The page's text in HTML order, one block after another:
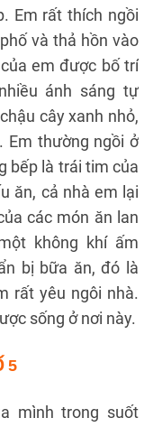
Em rất thích ngồi
và thả hồn vào
em được bố trí
ánh sáng tự
cây xanh nhỏ,
Em thường ngồi ở
bếp là trái tim của
ăn, cả nhà em lại
các món ăn lan
không khí ấm
bị bữa ăn, đó là
rất yêu ngôi nhà.
sống ở nơi này.
5
mình trong suốt